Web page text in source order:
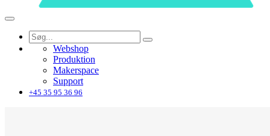
Webshop
Produktion
Makerspace
Support
+45 35 95 36 96